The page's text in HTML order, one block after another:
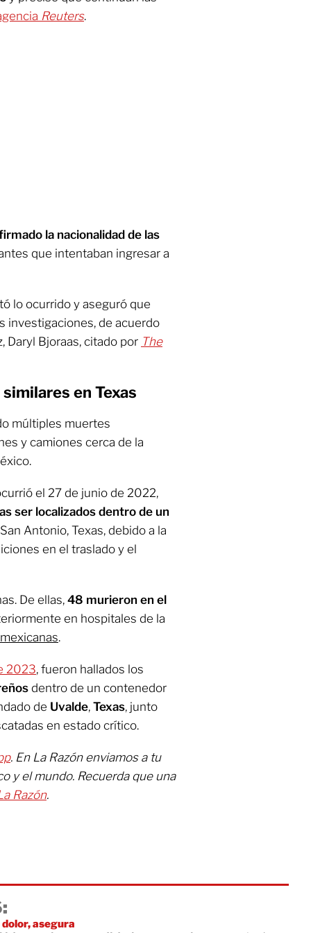
Reuters.
la nacionalidad de las
que intentaban ingresar a
lo ocurrido y aseguró que
investigaciones, de acuerdo
Daryl Bjoraas, citado por The
en Texas
múltiples muertes
y camiones cerca de la
el 27 de junio de 2022,
ser localizados dentro de un
Antonio, Texas, debido a la
en el traslado y el
De ellas, 48 murieron en el
en hospitales de la
.
2023, fueron hallados los
dentro de un contenedor
de Uvalde, Texas, junto
en estado crítico.
. En La Razón enviamos a tu
y el mundo. Recuerda que una
Razón.
asegura